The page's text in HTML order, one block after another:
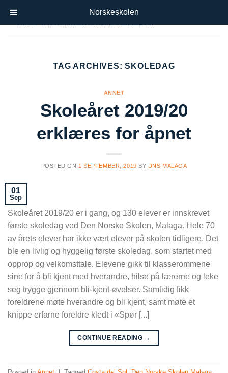
TAG ARCHIVES:SKOLEDAG
ANNET
Skoleåret 2019/20
erklæres for åpnet
POSTED ON 1 SEPTEMBER, 2019 BY DNS MALAGA
01
Sep
Skoleåret 2019/20 er i gang, og 130 elever er innskrevet
første skoledag ved Den Norske Skolen, Malaga. Hele 70
av årets elever har ikke vært elever på skolen tidligere. Det
ble en livlig og hyggelig første skoledag, som startet med
opprop og velkomsttale. Elevene gikk til klasserommene
sine for å bli kjent med hverandre, hilse på lærerne og leke
seg trygge gjennom bli-kjent-øvelser. Samtidig fikk
foreldrene møte hverandre og bli kjent, samt møte et
knippe erfarne foreldre kledt i «Spør [...]
CONTINUE READING →
Norskeskolen